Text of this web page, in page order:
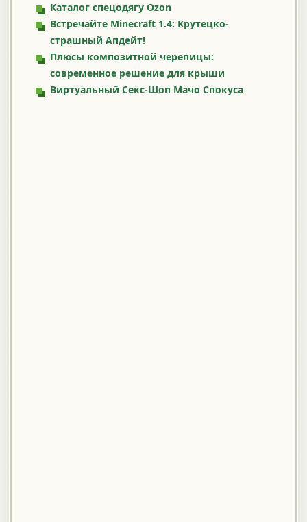
Каталог спецодягу Ozon
Встречайте Minecraft 1.4: Крутецко-
страшный Апдейт!
Плюсы композитной черепицы:
современное решение для крыши
Виртуальный Секс-Шоп Мачо Спокуса